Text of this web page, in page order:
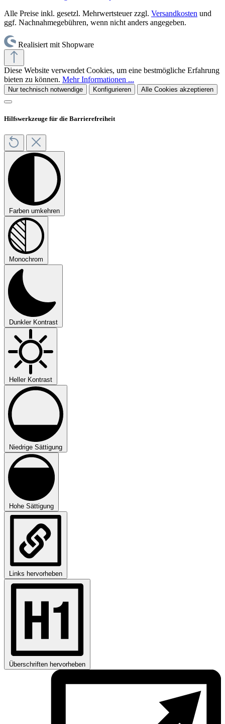
Alle Preise inkl. gesetzl. Mehrwertsteuer zzgl. Versandkosten und
ggf. Nachnahmegebühren, wenn nicht anders angegeben.
Realisiert mit Shopware
Diese Website verwendet Cookies, um eine bestmögliche Erfahrung
bieten zu können. Mehr Informationen ...
Nur technisch notwendige Konfigurieren Alle Cookies akzeptieren
Hilfswerkzeuge für die Barrierefreiheit
Farben umkehren
Monochrom
Dunkler Kontrast
Heller Kontrast
Niedrige Sättigung
Hohe Sättigung
Links hervorheben
Überschriften hervorheben